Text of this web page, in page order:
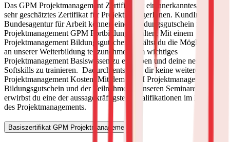
Das GPM Projektmanagement Zertifikat ist ein anerkanntes und
sehr geschätztes Zertifikat für ProjektmanagerInnen. KundInnen der
Bundesagentur für Arbeit können einen Bildungsgutschein für
Projektmanagement GPM Fortbildung erhalten. Mit einem
Projektmanagement Bildungsgutschein erhältst du die Möglichkeit
an unserer Weiterbildung teilzunehmen, um wichtiges
Projektmanagement Basiswissen zu erwerben und deine neuen
Softskills zu trainieren. Dadurch entstehen dir keine weiteren
Projektmanagement Kosten. Mit dem GPM Projektmanagement
Bildungsgutschein und der Teilnahme an unseren Seminaren
erwirbst du eine der aussagekräftigsten Qualifikationen im Bereich
des Projektmanagements.
Basiszertifikat GPM Projektmanagement